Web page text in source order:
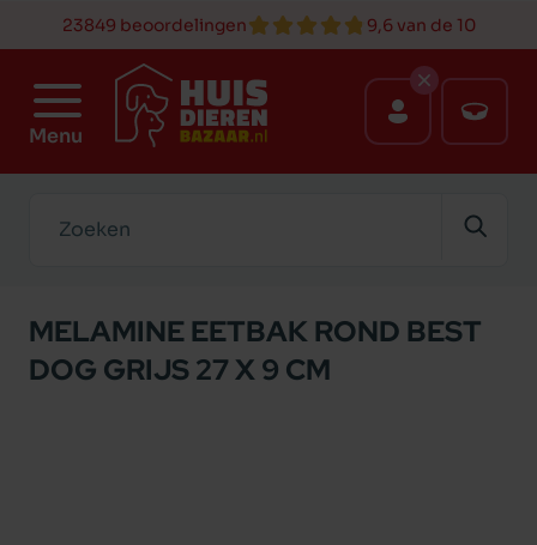
23849 beoordelingen 9,6 van de 10
Menu
MELAMINE EETBAK ROND BEST
DOG GRIJS 27 X 9 CM